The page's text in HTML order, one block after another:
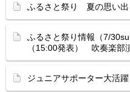
ふるさと祭り 夏の思い出
ふるさと祭り情報（7/
（15:00発表） 吹奏楽部
ジュニアサポーター大